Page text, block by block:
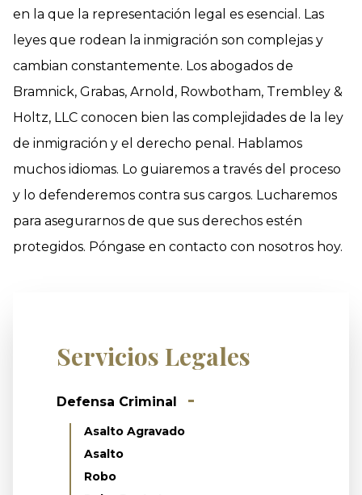
en la que la representación legal es esencial. Las
leyes que rodean la inmigración son complejas y
cambian constantemente. Los abogados de
Bramnick, Grabas, Arnold, Rowbotham, Trembley &
Holtz, LLC conocen bien las complejidades de la ley
de inmigración y el derecho penal. Hablamos
muchos idiomas. Lo guiaremos a través del proceso
y lo defenderemos contra sus cargos. Lucharemos
para asegurarnos de que sus derechos estén
protegidos. Póngase en contacto con nosotros hoy.
Servicios Legales
Defensa Criminal
Asalto Agravado
Asalto
Robo